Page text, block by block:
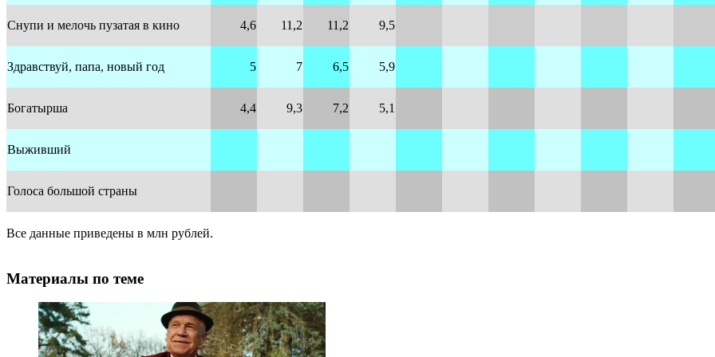
Снупи и мелочь пузатая в кино 4,6 11,2 11,2 9,5
Здравствуй, папа, новый год 5 7 6,5 5,9
Богатырша 4,4 9,3 7,2 5,1
Выживший
Голоса большой страны
Все данные приведены в млн рублей.
Материалы по теме